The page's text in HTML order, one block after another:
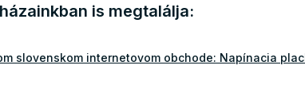
is megtalálja:
slovenskom internetovom obchode: Napínacia